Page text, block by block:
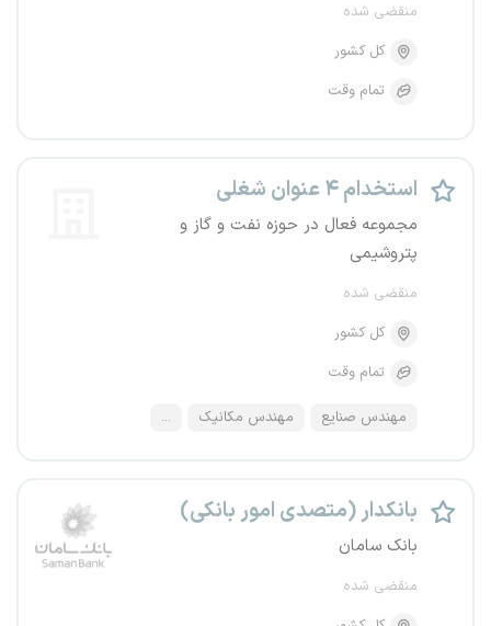
منقضی شده
کل کشور
تمام وقت
استخدام ۴ عنوان شغلی
مجموعه فعال در حوزه نفت و گاز و
پتروشیمی
منقضی شده
کل کشور
تمام وقت
مهندس صنایع مهندس مکانیک ...
بانکدار (متصدی امور بانکی)
بانک سامان
منقضی شده